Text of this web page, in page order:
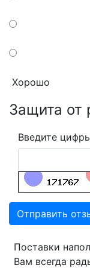
Хорошо
Защита от
Введите
Отправить
Поставки
Вам всегда